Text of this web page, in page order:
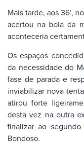
Mais tarde, aos 36’,
acertou na bola da
aconteceria
Os espaços
da necessidade do
fase de parada e
inviabilizar nova
atirou forte
desta vez na outra
finalizar ao
Bondoso.